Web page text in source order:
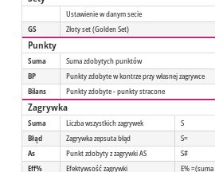
Ustawienie w danym secie
GS
Złoty set (Golden Set)
Punkty
Suma
Suma zdobytych punktów
BP
Punkty zdobyte w kontrze przy własnej zagrywce
Bilans
Punkty zdobyte - punkty stracone
Zagrywka
Suma Liczba wszystkich zagrywek
S
Błąd
Zagrywka zepsuta błąd
S=
As
Punkt zdobyty z zagrywki AS
S#
Eff%
Efektywsość zagrywki E%